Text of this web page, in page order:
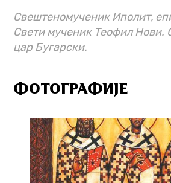
Свештеномученик Иполит,
Свети мученик Теофил Нови.
цар Бугарски.
ФОТОГРАФИЈЕ